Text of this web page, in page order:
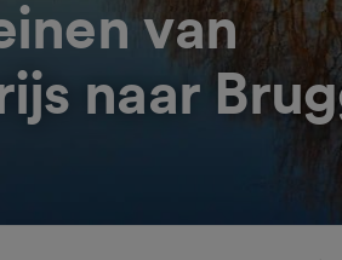
van
naar